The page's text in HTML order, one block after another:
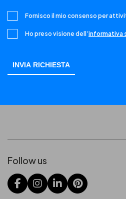
Fornisco il mio consenso per
Ho preso visione dell’informativa
Follow us